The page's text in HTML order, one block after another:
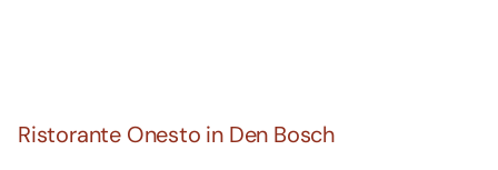
Ristorante Onesto in Den Bosch